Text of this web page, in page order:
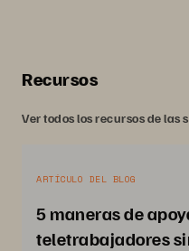
Recursos
Ver todos los recursos de las
ARTÍCULO DEL BLOG
5 maneras de
teletrabajadores